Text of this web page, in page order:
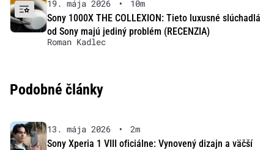
19. mája 2026 •
10m
Sony 1000X THE COLLEXION: Tieto luxusné slúchadlá
od Sony majú jediný problém (RECENZIA)
Roman Kadlec
Podobné články
13. mája 2026 •
2m
Sony Xperia 1 VIII oficiálne: Vynovený dizajn a väčší